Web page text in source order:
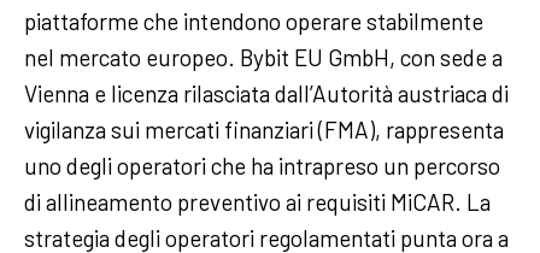
piattaforme che intendono operare stabilmente
nel mercato europeo. Bybit EU GmbH, con sede a
Vienna e licenza rilasciata dall’Autorità austriaca di
vigilanza sui mercati finanziari (FMA), rappresenta
uno degli operatori che ha intrapreso un percorso
di allineamento preventivo ai requisiti MiCAR. La
strategia degli operatori regolamentati punta ora a